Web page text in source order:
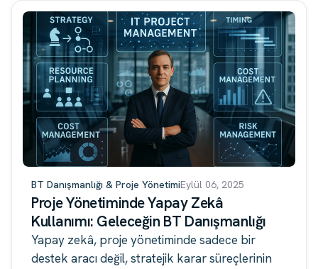
BT Danışmanlığı & Proje YönetimiEylül 06, 2025
Proje Yönetiminde Yapay Zekâ
Kullanımı: Geleceğin BT Danışmanlığı
Yapay zekâ, proje yönetiminde sadece bir
destek aracı değil, stratejik karar süreçlerinin